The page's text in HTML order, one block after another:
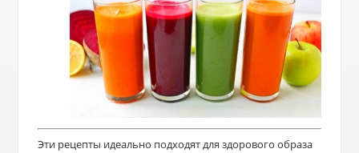
Эти рецепты идеально подходят для здорового образа